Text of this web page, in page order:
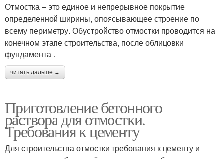
Отмостка – это единое и непрерывное покрытие
определенной ширины, опоясывающее строение по
всему периметру. Обустройство отмостки проводится на
конечном этапе строительства, после облицовки
фундамента .
читать дальше →
Приготовление бетонного
раствора для отмостки.
Требования к цементу
Для строительства отмостки требования к цементу и